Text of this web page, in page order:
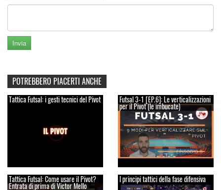
POTREBBERO PIACERTI ANCHE
Tattica Futsal: i gesti tecnici del Pivot Futsal 3-1 [EP.6]: Le verticalizzazioni
per il Pivot (le imbucate)
Tattica Futsal: Come usare il Pivot?
Entrata di prima di Victor Mello
I principi tattici della fase difensiva